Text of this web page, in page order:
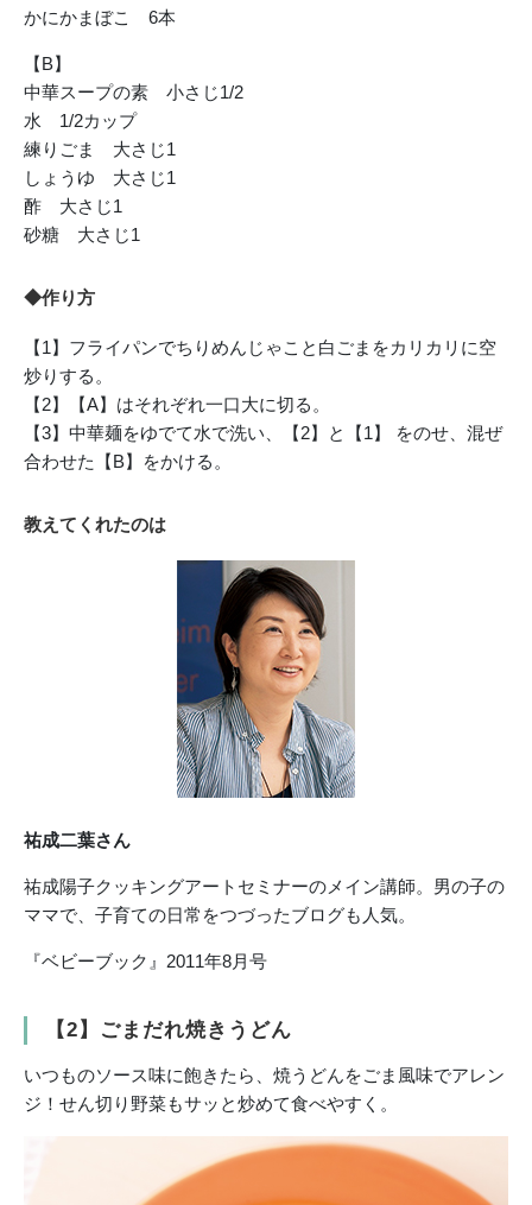
かにかまぼこ 6本
【B】
中華スープの素 小さじ1/2
水 1/2カップ
練りごま 大さじ1
しょうゆ 大さじ1
酢 大さじ1
砂糖 大さじ1
◆作り方
【1】フライパンでちりめんじゃこと白ごまをカリカリに空
炒りする。
【2】【A】はそれぞれ一口大に切る。
【3】中華麺をゆでて水で洗い、【2】と【1】 をのせ、混ぜ
合わせた【B】をかける。
教えてくれたのは
祐成二葉さん
祐成陽子クッキングアートセミナーのメイン講師。男の子の
ママで、子育ての日常をつづったブログも人気。
『ベビーブック』2011年8月号
【2】ごまだれ焼きうどん
いつものソース味に飽きたら、焼うどんをごま風味でアレン
ジ！せん切り野菜もサッと炒めて食べやすく。